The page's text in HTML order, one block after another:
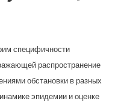
специфичности
распространение
обстановки в разных
эпидемии и оценке